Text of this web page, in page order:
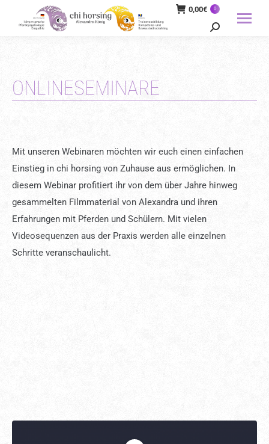
0,00€ 0
Search:
ONLINESEMINARE
Mit unseren Webinaren möchten wir euch einen einfachen
Einstieg in chi horsing von Zuhause aus ermöglichen. In
diesem Webinar profitiert ihr von dem über Jahre hinweg
gesammelten Filmmaterial von Alexandra und ihren
Erfahrungen mit Pferden und Schülern. Mit vielen
Videosequenzen aus der Praxis werden alle einzelnen
Schritte veranschaulicht.